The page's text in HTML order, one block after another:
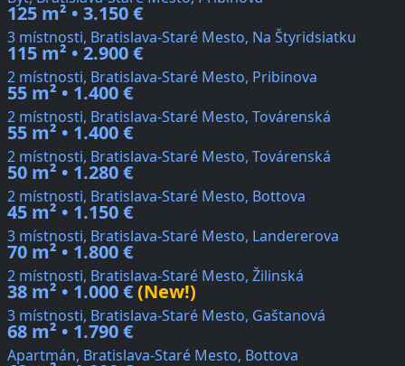
125 m² • 3.150 €
3 místnosti, Bratislava-Staré Mesto, Na Štyridsiatku
115 m² • 2.900 €
2 místnosti, Bratislava-Staré Mesto, Pribinova
55 m² • 1.400 €
2 místnosti, Bratislava-Staré Mesto, Továrenská
55 m² • 1.400 €
2 místnosti, Bratislava-Staré Mesto, Továrenská
50 m² • 1.280 €
2 místnosti, Bratislava-Staré Mesto, Bottova
45 m² • 1.150 €
3 místnosti, Bratislava-Staré Mesto, Landererova
70 m² • 1.800 €
2 místnosti, Bratislava-Staré Mesto, Žilinská
38 m² • 1.000 €(New!)
3 místnosti, Bratislava-Staré Mesto, Gaštanová
68 m² • 1.790 €
Apartmán, Bratislava-Staré Mesto, Bottova